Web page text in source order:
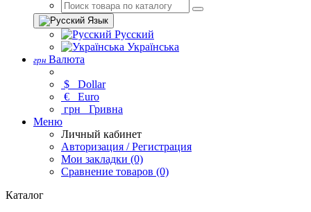
Язык
Русский
Українська
грн Валюта
$ Dollar
€ Euro
грн Гривна
Меню
Личный кабинет
Авторизация / Регистрация
Мои закладки (0)
Сравнение товаров (0)
Каталог